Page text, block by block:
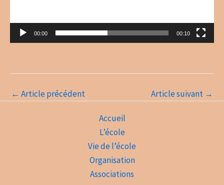
00:00 00:10
← Article précédent Article suivant →
Accueil
L’école
Vie de l’école
Organisation
Associations